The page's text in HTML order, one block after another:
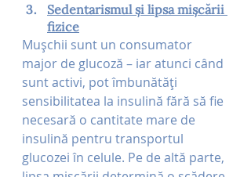
Sedentarismul și lipsa mișcării
fizice
Mușchii sunt un consumator
major de glucoză – iar atunci când
sunt activi, pot îmbunătăți
sensibilitatea la insulină fără să fie
necesară o cantitate mare de
insulină pentru transportul
glucozei în celule. Pe de altă parte,